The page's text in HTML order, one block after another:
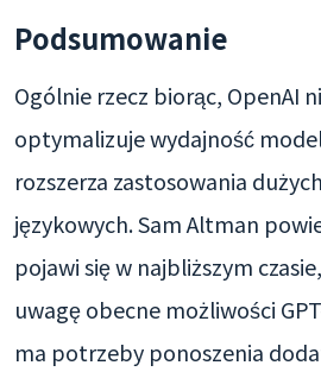
Podsumowanie
Ogólnie rzecz biorąc, OpenAI
optymalizuje wydajność
rozszerza zastosowania
językowych. Sam Altman
pojawi się w najbliższym
uwagę obecne możliwości
ma potrzeby ponoszenia